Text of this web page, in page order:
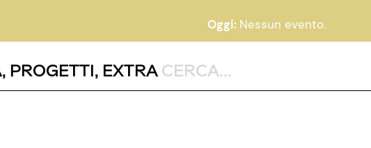
Oggi: Nessun evento.
, PROGETTI, EXTRA